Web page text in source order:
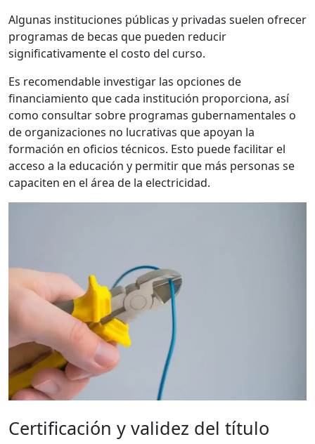
Algunas instituciones públicas y privadas suelen ofrecer
programas de becas que pueden reducir
significativamente el costo del curso.
Es recomendable investigar las opciones de
financiamiento que cada institución proporciona, así
como consultar sobre programas gubernamentales o
de organizaciones no lucrativas que apoyan la
formación en oficios técnicos. Esto puede facilitar el
acceso a la educación y permitir que más personas se
capaciten en el área de la electricidad.
Certificación y validez del título